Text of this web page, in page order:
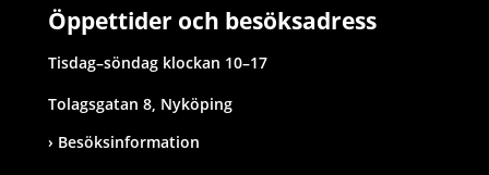
Öppettider och besöksadress
Tisdag–söndag klockan 10–17
Tolagsgatan 8, Nyköping
Besöksinformation